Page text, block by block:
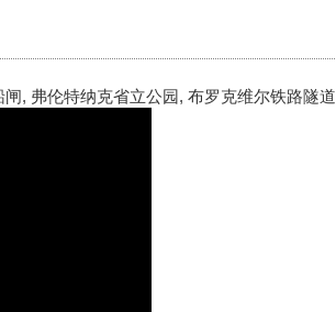
, 弗伦特纳克省立公园, 布罗克维尔铁路隧道